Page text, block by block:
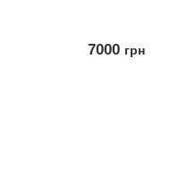
7000 грн